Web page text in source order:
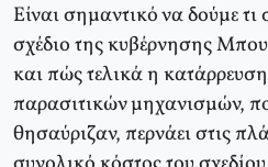
Είναι σημαντικό να δούμε τι
σχέδιο της κυβέρνησης
και πώς τελικά η
παρασιτικών μηχανισμών,
θησαύριζαν, περνάει στις